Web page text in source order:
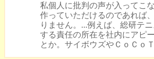
私個人に批判の声が入ってこ
作っていただけるのであれば
りません。...例えば、総研テ
する責任の所在を社内にアピ
とか。サイボウズやＣｏＣｏＴ